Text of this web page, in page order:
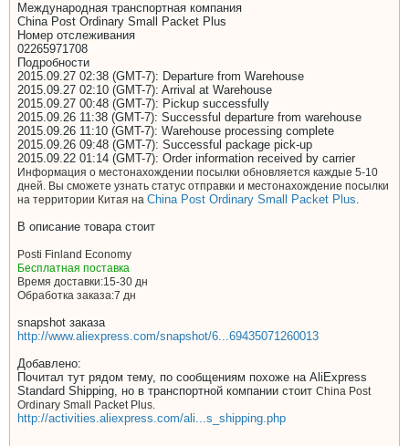
Международная транспортная компания
China Post Ordinary Small Packet Plus
Номер отслеживания
02265971708
Подробности
2015.09.27 02:38 (GMT-7): Departure from Warehouse
2015.09.27 02:10 (GMT-7): Arrival at Warehouse
2015.09.27 00:48 (GMT-7): Pickup successfully
2015.09.26 11:38 (GMT-7): Successful departure from warehouse
2015.09.26 11:10 (GMT-7): Warehouse processing complete
2015.09.26 09:48 (GMT-7): Successful package pick-up
2015.09.22 01:14 (GMT-7): Order information received by carrier
Информация о местонахождении посылки обновляется каждые 5-10
дней. Вы сможете узнать статус отправки и местонахождение посылки
на территории Китая на China Post Ordinary Small Packet Plus.
В описание товара стоит
Posti Finland Economy
Бесплатная поставка
Время доставки:15-30 дн
Обработка заказа:7 дн
snapshot заказа
http://www.aliexpress.com/snapshot/6...69435071260013
Добавлено:
Почитал тут рядом тему, по сообщениям похоже на AliExpress
Standard Shipping, но в транспортной компании стоит China Post
Ordinary Small Packet Plus.
http://activities.aliexpress.com/ali...s_shipping.php